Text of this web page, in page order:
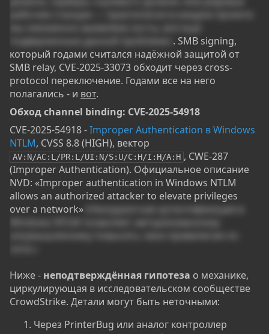
. SMB signing,
который годами считался надёжной защитой от
SMB relay, CVE-2025-33073 обходит через cross-
protocol переключение. Годами все на него
полагались - и вот.
Обход channel binding: CVE-2025-54918​
CVE-2025-54918 -Improper Authentication в Windows
NTLM, CVSS 8.8 (HIGH), вектор
AV:N/AC:L/PR:L/UI:N/S:U/C:H/I:H/A:H , CWE-287
(Improper Authentication). Официальное описание
NVD: «Improper authentication in Windows NTLM
allows an authorized attacker to elevate privileges
over a network» «Некорректная аутентификация в
Ниже - неподтверждённая гипотеза о механике,
циркулирующая в исследовательском сообществе
CrowdStrike. Детали могут быть неточными:
Через PrinterBug или аналог контроллер